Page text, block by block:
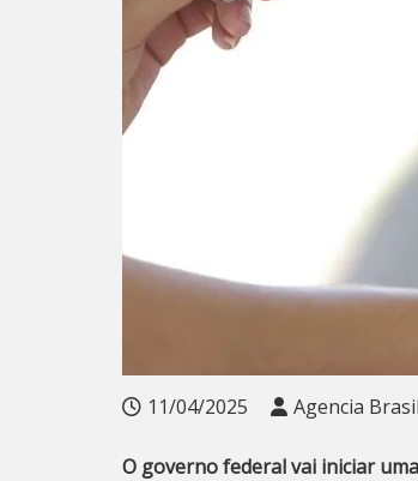
11/04/2025 Agencia Brasil
O governo federal vai iniciar